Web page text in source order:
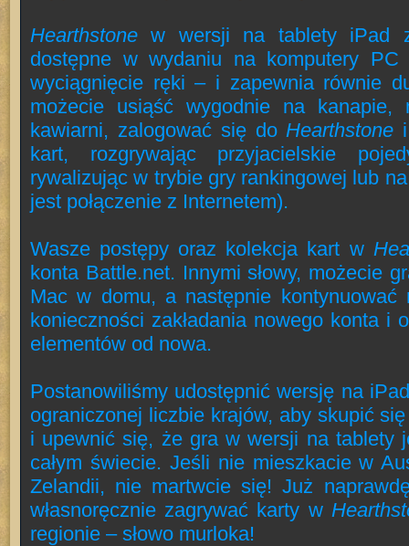
Hearthstonew wersji na tablety iPad
dostępne w wydaniu na komputery PC
wyciągnięcie ręki – i zapewnia równie
możecie usiąść wygodnie na
kawiarni, zalogować się doHearthstone
kart, rozgrywając przyjacielskie
rywalizując w trybie gry rankingowej lub
jest połączenie z Internetem).
Wasze postępy oraz kolekcja kart w
konta Battle.net. Innymi słowy, możecie
Mac w domu, a następnie kontynuować
konieczności zakładania nowego konta i
elementów od nowa.
Postanowiliśmy udostępnić wersję na
ograniczonej liczbie krajów, aby skupić
i upewnić się, że gra w wersji na tablety
całym świecie. Jeśli nie mieszkacie w
Zelandii, nie martwcie się! Już
własnoręcznie zagrywać karty w
regionie – słowo murloka!